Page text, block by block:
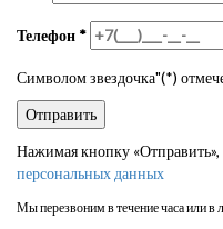
Телефон *
Символом звездочка"(*)
Нажимая кнопку «Отправить»,
персональных данных
Мы перезвоним в течение часа или в